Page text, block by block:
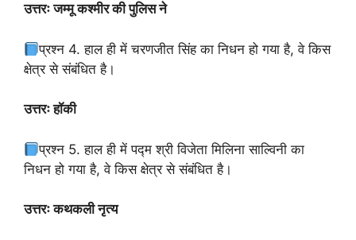
उत्तरः जम्मू कश्मीर की पुलिस ने
प्रश्न 4. हाल ही में चरणजीत सिंह का निधन हो गया है, वे किस
क्षेत्र से संबंधित है।
उत्तरः हॉकी
प्रश्न 5. हाल ही में पद्म श्री विजेता मिलिना साल्विनी का
निधन हो गया है, वे किस क्षेत्र से संबंधित है।
उत्तरः कथकली नृत्य